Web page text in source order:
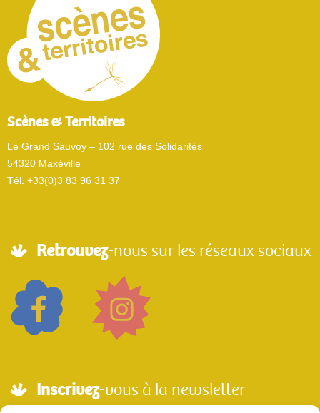
Scènes & Territoires
Le Grand Sauvoy – 102 rue des Solidarités
54320 Maxéville
Tél. +33(0)3 83 96 31 37
Retrouvez-nous sur les réseaux sociaux
Inscrivez-vous à la newsletter